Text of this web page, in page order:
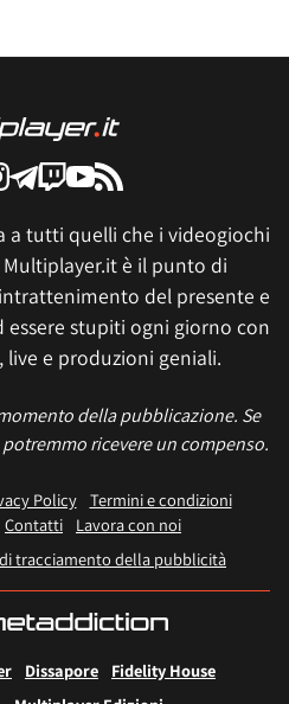
a tutti quelli che i videogiochi
è il punto di
del presente e
stupiti ogni giorno con
live e produzioni geniali.
della pubblicazione. Se
ricevere un compenso.
Policy
Termini e condizioni
Contatti
Lavora con noi
tracciamento della pubblicità
Dissapore
Fidelity House